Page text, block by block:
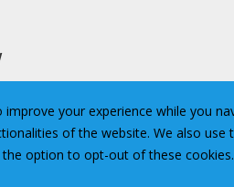
improve your experience while you
of the website. We also
the option to opt-out of these